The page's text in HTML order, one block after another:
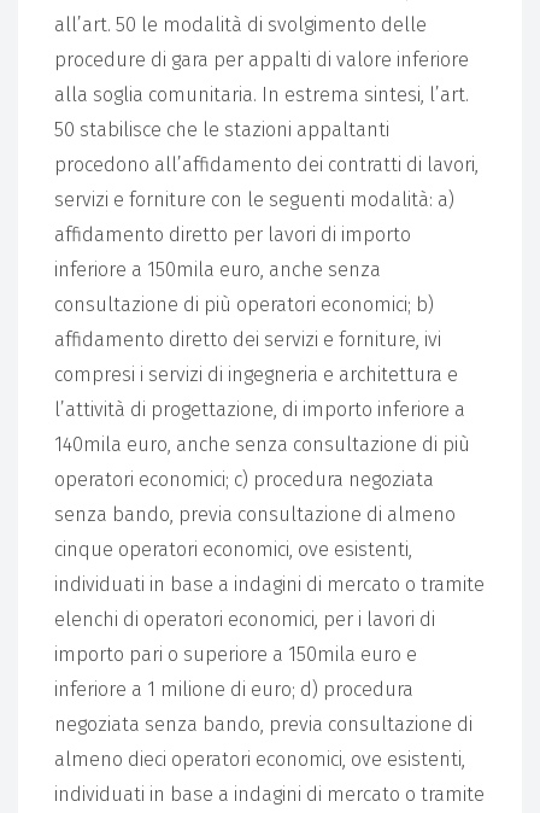
all’art. 50 le modalità di svolgimento delle
procedure di gara per appalti di valore inferiore
alla soglia comunitaria. In estrema sintesi, l’art.
50 stabilisce che le stazioni appaltanti
procedono all’affidamento dei contratti di lavori,
servizi e forniture con le seguenti modalità: a)
affidamento diretto per lavori di importo
inferiore a 150mila euro, anche senza
consultazione di più operatori economici; b)
affidamento diretto dei servizi e forniture, ivi
compresi i servizi di ingegneria e architettura e
l’attività di progettazione, di importo inferiore a
140mila euro, anche senza consultazione di più
operatori economici; c) procedura negoziata
senza bando, previa consultazione di almeno
cinque operatori economici, ove esistenti,
individuati in base a indagini di mercato o tramite
elenchi di operatori economici, per i lavori di
importo pari o superiore a 150mila euro e
inferiore a 1 milione di euro; d) procedura
negoziata senza bando, previa consultazione di
almeno dieci operatori economici, ove esistenti,
individuati in base a indagini di mercato o tramite